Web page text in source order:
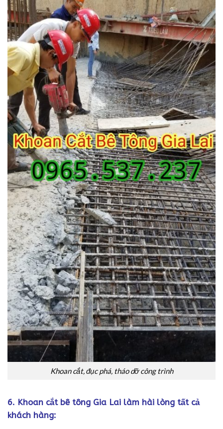
Khoan cắt, đục phá, tháo dỡ công trình
6. Khoan cắt bê tông Gia Lai làm hài lòng tất cả
khách hàng: